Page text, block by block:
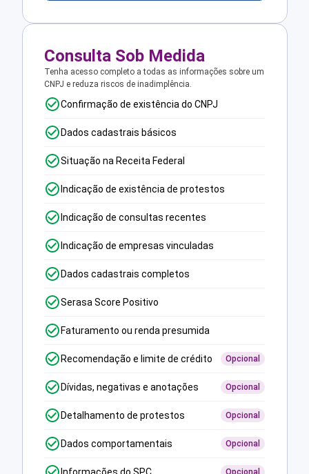
Consulta Sob Medida
Tenha acesso completo a todas as informações sobre um
CNPJ e reduza riscos de inadimplência.
Confirmação de existência do CNPJ
Dados cadastrais básicos
Situação na Receita Federal
Indicação de existência de protestos
Indicação de consultas recentes
Indicação de empresas vinculadas
Dados cadastrais completos
Serasa Score Positivo
Faturamento ou renda presumida
Recomendação e limite de crédito Opcional
Dívidas, negativas e anotações Opcional
Detalhamento de protestos Opcional
Dados comportamentais Opcional
Opcional